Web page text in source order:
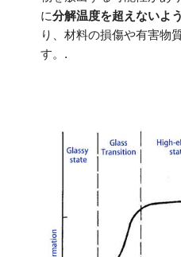
に分解温度を超えないよ
り、材料の損傷や有害物
す。.